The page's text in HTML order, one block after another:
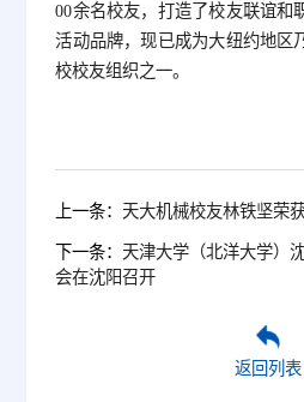
00余名校友，打造了校友联谊和
活动品牌，现已成为大纽约地区
校校友组织之一。
上一条： 天大机械校友林铁坚荣
下一条： 天津大学（北洋大学）
会在沈阳召开
返回列表